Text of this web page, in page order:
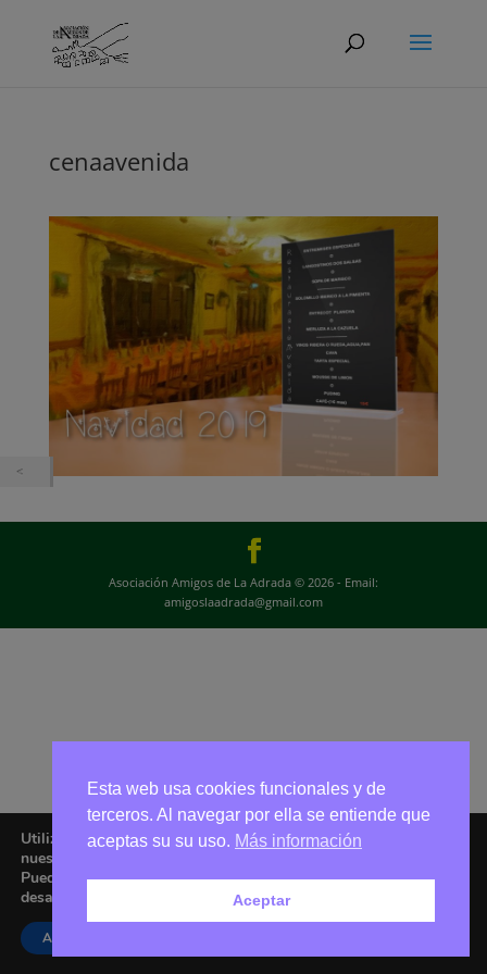
cenaavenida
Asociación Amigos de La Adrada © 2026 - Email:
amigoslaadrada@gmail.com
Utilizamos cookies para ofrecerte la mejor experiencia en
nuestra web.
Puedes aprender más sobre qué cookies utilizamos o
desactivarlas en los
Aceptar
Esta web usa cookies funcionales y de
terceros. Al navegar por ella se entiende que
aceptas su su uso. Más información
Aceptar